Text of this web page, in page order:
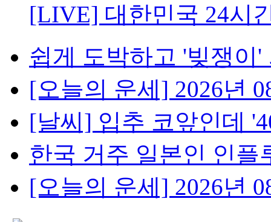
[LIVE] 대한민국 24시
쉽게 도박하고 '빚쟁이'
[오늘의 운세] 2026년
[날씨] 입추 코앞인데
한국 거주 일본인 인플
[오늘의 운세] 2026년